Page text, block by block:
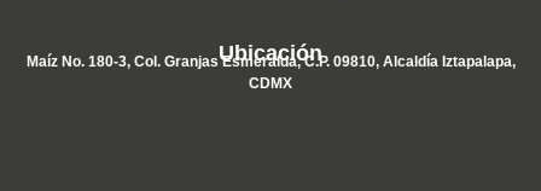
Ubicación
Maíz No. 180-3, Col. Granjas Esmeralda, C.P. 09810, Alcaldía Iztapalapa,
CDMX